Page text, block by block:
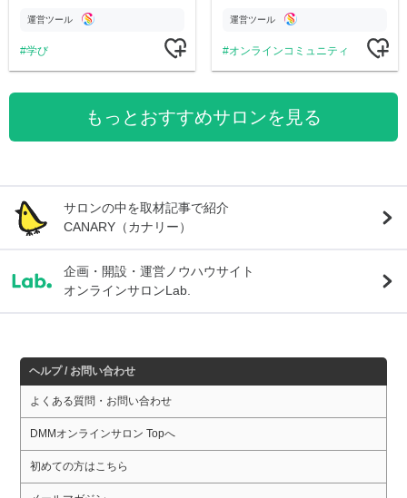
す運営ツール
学び
公開。
運営ツール
オンラインコミュニティ
もっとおすすめサロンを見る
サロンの中を取材記事で紹介
CANARY（カナリー）
企画・開設・運営ノウハウサイト
オンラインサロンLab.
ヘルプ / お問い合わせ
よくある質問・お問い合わせ
DMMオンラインサロン Topへ
初めての方はこちら